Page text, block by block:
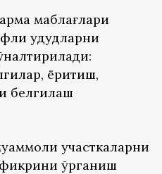
маблағлари
ҳудудларни
ёритиш,
белгилаш
участкаларни
фикрини ўрганиш